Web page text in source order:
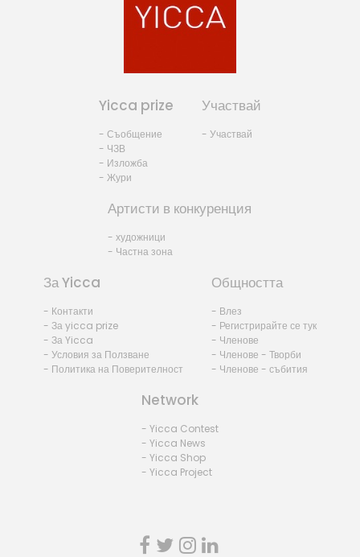
Yicca prize
- Съобщение
- ЧЗВ
- Изложба
- Жури
Участвай
- Участвай
Артисти в конкуренция
- художници
- Частна зона
За Yicca
- Контакти
- За yicca prize
- За Yicca
- Условия за Ползване
- Политика на Поверителност
Общността
- Влез
- Регистрирайте се тук
- Членове
- Членове - Творби
- Членове - събития
Network
- Yicca Contest
- Yicca News
- Yicca Shop
- Yicca Project